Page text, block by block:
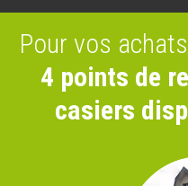
Pour vos
4 points de
casiers